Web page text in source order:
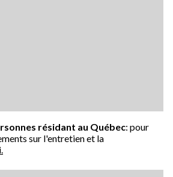
résidant au Québec: pour
sur l'entretien et la